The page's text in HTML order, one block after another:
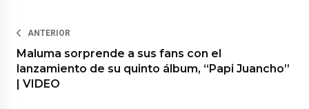
ANTERIOR
Maluma sorprende a sus fans con el
lanzamiento de su quinto álbum, “Papi Juancho”
| VIDEO